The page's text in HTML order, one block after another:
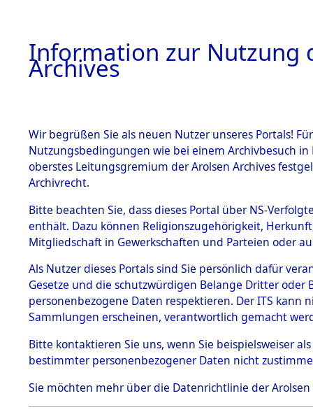
BESTÄNDE
1.
mente
5. Verschiedenes
5.3
Todesmärsche
5.3.1 Alliierte
Erhebungen
zu
Todesmärsch
en
5.3.2
0004
Information zur Nutzung
Archives
Wir begrüßen Sie als neuen Nutzer unseres Portals!
Nutzungsbedingungen wie bei einem Archivbesuch
oberstes Leitungsgremium der Arolsen Archives
Archivrecht.
Bitte beachten Sie, dass dieses Portal über NS-
enthält. Dazu können Religionszugehörigkeit,
Mitgliedschaft in Gewerkschaften und Parteien oder
Als Nutzer dieses Portals sind Sie persönlich dafür
Gesetze und die schutzwürdigen Belange Dritter
personenbezogene Daten respektieren. Der ITS
Sammlungen erscheinen, verantwortlich gemacht
Bitte kontaktieren Sie uns, wenn Sie beispielsweiser
bestimmter personenbezogener Daten nicht
Sie möchten mehr über die Datenrichtlinie der Arolsen